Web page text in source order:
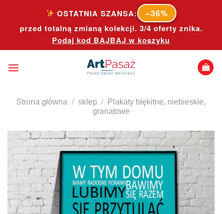
content
OSTATNIA SZANSA: –36%
przed totalną zmianą kolekcji. 3/4 oferty znika.
Podaj kod BAJBAJ w koszyku
Strona główna / sklep /
Plakaty błękitne, niebieskie,
granatowe